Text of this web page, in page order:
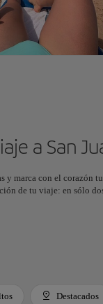
a San
y marca con el corazón
de tu viaje: en sólo
Destacados